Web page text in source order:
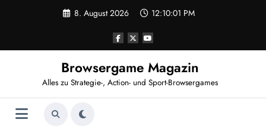
8. August 2026 12:10:02 PM
Browsergame Magazin
Alles zu Strategie-, Action- und Sport-Browsergames